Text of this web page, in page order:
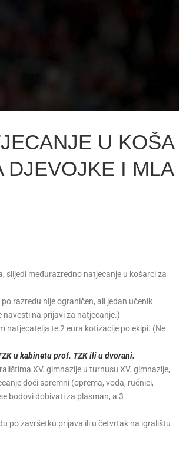
U KOŠA
DJEVOJKE I MLA
slijedi međurazredno natjecanje u košarci za
razredu nije ograničen, ali jedan učenik
na prijavi za natjecanje.)
natjecatelja te 2 eura kotizacije po ekipi. (Ne
u kabinetu prof. TZK ili u dvorani.
XV. gimnazije u turnusu XV. gimnazije,
doći spremni (oprema, voda, ručnici,
bodovi dobivati za plasman, a 3
po završetku prijava ili u četvrtak na igralištu